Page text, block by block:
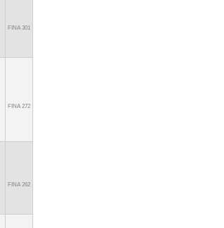
FINA 301
FINA 272
FINA 262